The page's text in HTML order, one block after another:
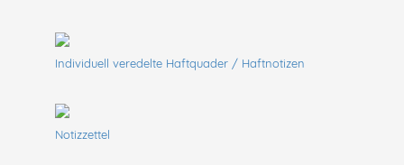
Individuell veredelte Haftquader / Haftnotizen
Notizzettel